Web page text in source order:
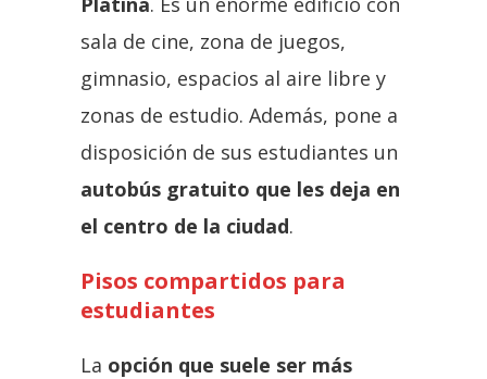
sala de cine, zona de juegos,
gimnasio, espacios al aire libre y
zonas de estudio. Además, pone a
disposición de sus estudiantes un
autobús gratuito que les deja en
el centro de la ciudad.
Pisos compartidos para
estudiantes
La opción que suele ser más